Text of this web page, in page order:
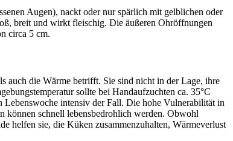
Augen), nackt oder nur spärlich mit gelblichen oder
breit und wirkt fleischig. Die äußeren Ohröffnungen
circa 5 cm.
auch die Wärme betrifft. Sie sind nicht in der Lage, ihre
sollte bei Handaufzuchten ca. 35°C
Lebenswoche intensiv der Fall. Die hohe Vulnerabilität in
können schnell lebensbedrohlich werden. Obwohl
helfen sie, die Küken zusammenzuhalten, Wärmeverlust